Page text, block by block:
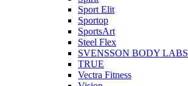
Sport Elit
Sportop
SportsArt
Steel Flex
SVENSSON BODY LABS
TRUE
Vectra Fitness